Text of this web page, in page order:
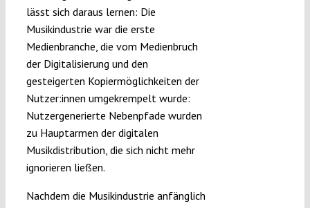
lässt sich daraus lernen: Die
Musikindustrie war die erste
Medienbranche, die vom Medienbruch
der Digitalisierung und den
gesteigerten Kopiermöglichkeiten der
Nutzer:innen umgekrempelt wurde:
Nutzergenerierte Nebenpfade wurden
zu Hauptarmen der digitalen
Musikdistribution, die sich nicht mehr
ignorieren ließen.
Nachdem die Musikindustrie anfänglich